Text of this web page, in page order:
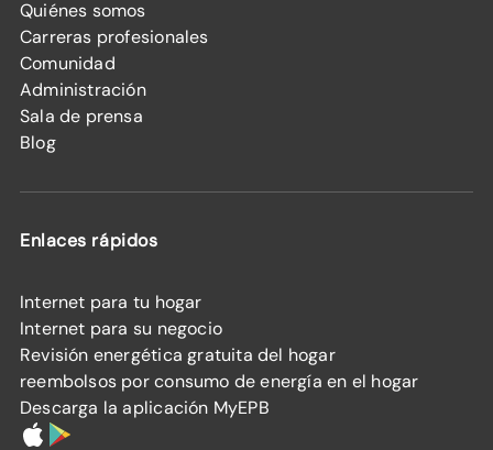
Quiénes somos
Carreras profesionales
Comunidad
Administración
Sala de prensa
Blog
Enlaces rápidos
Internet para tu hogar
Internet para su negocio
Revisión energética gratuita del hogar
reembolsos por consumo de energía en el hogar
Descarga la aplicación MyEPB